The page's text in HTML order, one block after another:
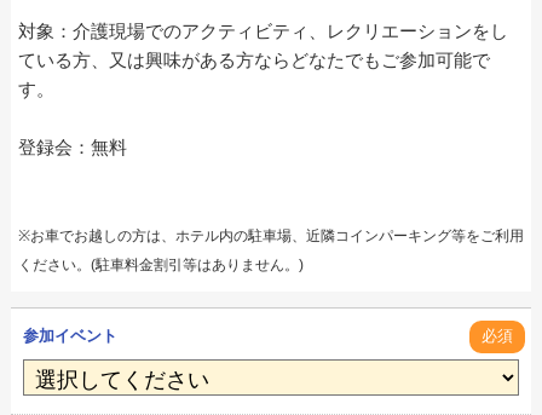
対象：介護現場でのアクティビティ、レクリエーションをし
ている方、又は興味がある方ならどなたでもご参加可能で
す。
登録会：無料
※お車でお越しの方は、ホテル内の駐車場、近隣コインパーキング等をご利用
ください。(駐車料金割引等はありません。)
参加イベント 必須